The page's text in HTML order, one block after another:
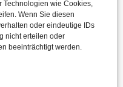
Technologien wie Cookies,
Wenn Sie diesen
oder eindeutige IDs
nicht erteilen oder
beeinträchtigt werden.